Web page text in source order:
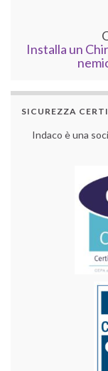
Installa un
SICUREZZA
Indaco è una